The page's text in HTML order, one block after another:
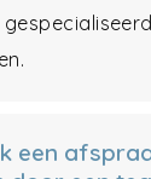
een